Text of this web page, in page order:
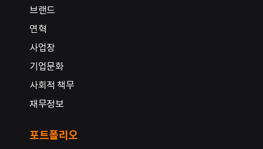
브랜드
연혁
사업장
기업문화
사회적 책무
재무정보
포트폴리오